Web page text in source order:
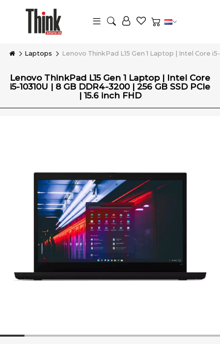
Laptops Lenovo ThinkPad L15 Gen 1 Laptop | Intel Core
Lenovo ThinkPad L15 Gen 1 Laptop | Intel Core
i5-10310U | 8 GB DDR4-3200 | 256 GB SSD PCIe
| 15.6 inch FHD